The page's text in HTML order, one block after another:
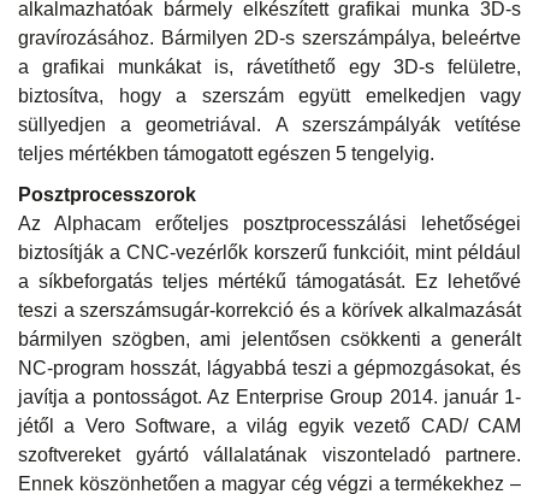
alkalmazhatóak bármely elkészített grafikai munka 3D-s
gravírozásához. Bármilyen 2D-s szerszámpálya, beleértve
a grafikai munkákat is, rávetíthető egy 3D-s felületre,
biztosítva, hogy a szerszám együtt emelkedjen vagy
süllyedjen a geometriával. A szerszámpályák vetítése
teljes mértékben támogatott egészen 5 tengelyig.
Posztprocesszorok
Az Alphacam erőteljes posztprocesszálási lehetőségei
biztosítják a CNC-vezérlők korszerű funkcióit, mint például
a síkbeforgatás teljes mértékű támogatását. Ez lehetővé
teszi a szerszámsugár-korrekció és a körívek alkalmazását
bármilyen szögben, ami jelentősen csökkenti a generált
NC-program hosszát, lágyabbá teszi a gépmozgásokat, és
javítja a pontosságot. Az Enterprise Group 2014. január 1-
jétől a Vero Software, a világ egyik vezető CAD/ CAM
szoftvereket gyártó vállalatának viszonteladó partnere.
Ennek köszönhetően a magyar cég végzi a termékekhez –